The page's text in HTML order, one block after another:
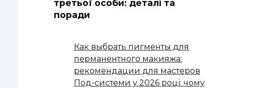
третьої особи: деталі та
поради
Как выбрать пигменты для
перманентного макияжа:
рекомендации для мастеров
Под-системи у 2026 році: чому